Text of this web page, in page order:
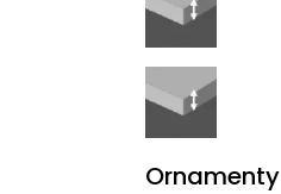
Ornamenty